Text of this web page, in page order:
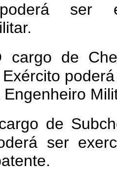
ser
cargo de
de
ser